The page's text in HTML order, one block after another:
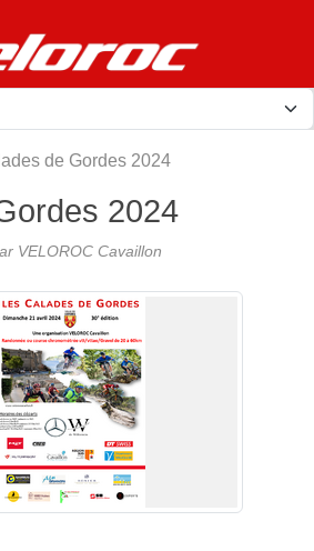
de Gordes 2024
2024
VELOROC Cavaillon